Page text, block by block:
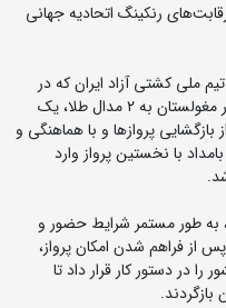
رنکینگ اتحادیه جهانی
ملی کشتی آزاد ایران که در
رقابت‌های رنکینگ اتحادیه جهانی کشتی در مغولستان به ۲ مدال طلا، یک
پس از بازگشایی پروازها و با هماهنگی و
پیگیری‌های فدراسیون کشتی، ساعت ۳:۳۰ بامداد با نخستین پرواز وارد
به طور مستمر شرایط حضور و
از فراهم شدن امکان پرواز،
در دستور کار قرار داد تا